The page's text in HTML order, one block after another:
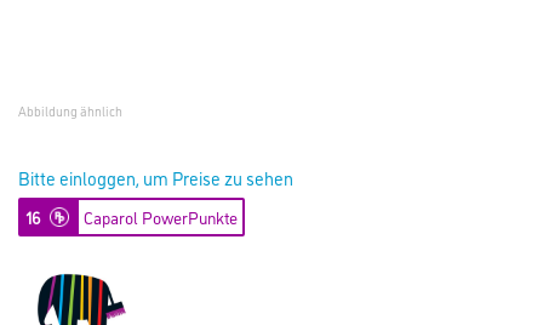
Abbildung ähnlich
Bitte einloggen, um Preise zu sehen
16 Caparol PowerPunkte